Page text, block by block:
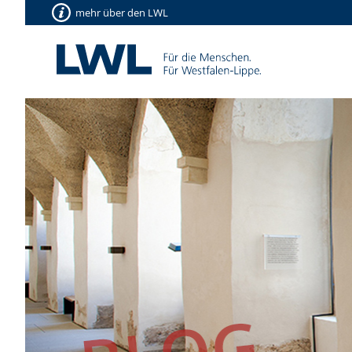
mehr über den LWL